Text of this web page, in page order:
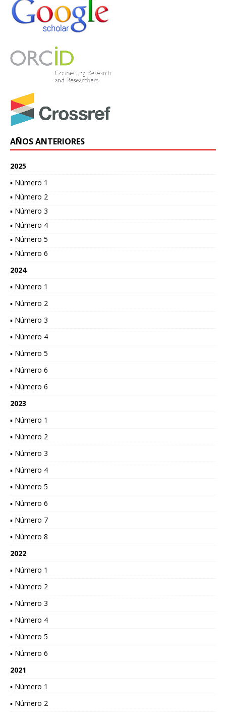
AÑOS ANTERIORES
2025
▪ Número 1
▪ Número 2
▪ Número 3
▪ Número 4
▪ Número 5
▪ Número 6
2024
▪ Número 1
▪ Número 2
▪ Número 3
▪ Número 4
▪ Número 5
▪ Número 6
▪ Número 6
2023
▪ Número 1
▪ Número 2
▪ Número 3
▪ Número 4
▪ Número 5
▪ Número 6
▪ Número 7
▪ Número 8
2022
▪ Número 1
▪ Número 2
▪ Número 3
▪ Número 4
▪ Número 5
▪ Número 6
2021
▪ Número 1
▪ Número 2